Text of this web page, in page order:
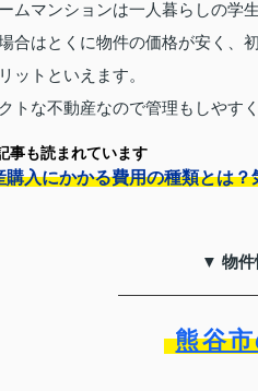
ムマンションは一人暮らしの学
合はとくに物件の価格が安く、
ットといえます。
トな不動産なので管理もしやす
事も読まれています
購入にかかる費用の種類とは
▼ 物件
熊谷